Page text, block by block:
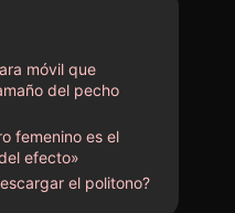
móvil que
del pecho
femenino es el
efecto»
el politono?